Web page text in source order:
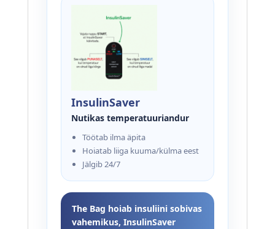
InsulinSaver
Nutikas temperatuuriandur
Töötab ilma äpita
Hoiatab liiga kuuma/külma eest
Jälgib 24/7
The Bag hoiab insuliini sobivas
vahemikus, InsulinSaver